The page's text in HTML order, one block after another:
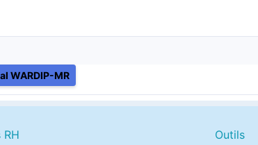
WARDIP-MR
RH Outils